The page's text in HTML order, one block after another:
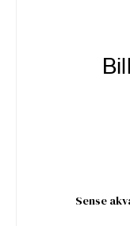
Sense